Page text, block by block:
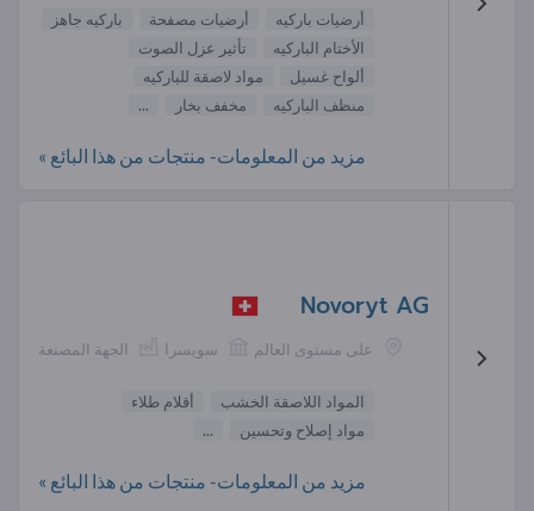
أرضيات باركيه أرضيات مصفحة
باركيه جاهز
الأختام الباركيه
تأثير عزل الصوت
ألواح غسيل
مواد لاصقة للباركيه
منظف الباركيه
مخفف بخار ...
مزيد من المعلومات- منتجات من هذا البائع »
Novoryt AG
الجهة المصنعة سويسرا على مستوى العالم
المواد اللاصقة الخشب
أقلام طلاء
مواد إصلاح وتحسين
...
مزيد من المعلومات- منتجات من هذا البائع »